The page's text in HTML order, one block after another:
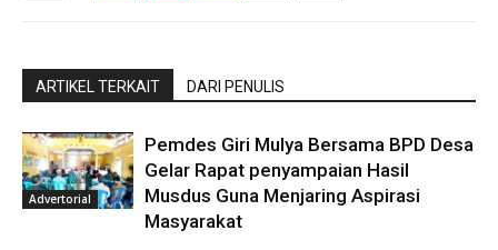
ARTIKEL TERKAIT DARI PENULIS
Advertorial
Pemdes Giri Mulya Bersama BPD Desa
Gelar Rapat penyampaian Hasil
Musdus Guna Menjaring Aspirasi
Masyarakat